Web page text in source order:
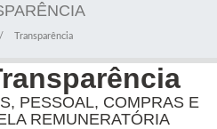
Transparência
PESSOAL, COMPRAS E
REMUNERATÓRIA